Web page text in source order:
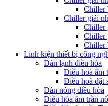
Chiller
Chiller giải
Chiller
Chiller
Chiller
Linh kiện thiết bị công
Dàn lạnh điều hòa
Điều hoà âm
Điều hoà đặt
Dàn nóng điều hòa
Điều hòa âm trần